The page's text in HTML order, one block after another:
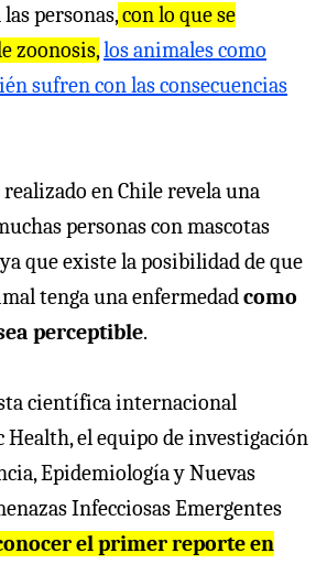
personas,con lo que se
zoonosis,los animales como
sufren con las consecuencias
en Chile revela una
personas con mascotas
que existe la posibilidad de que
tenga una enfermedadcomo
perceptible.
científica internacional
Health, el equipo de investigación
Epidemiología y Nuevas
Infecciosas Emergentes
el primer reporte en